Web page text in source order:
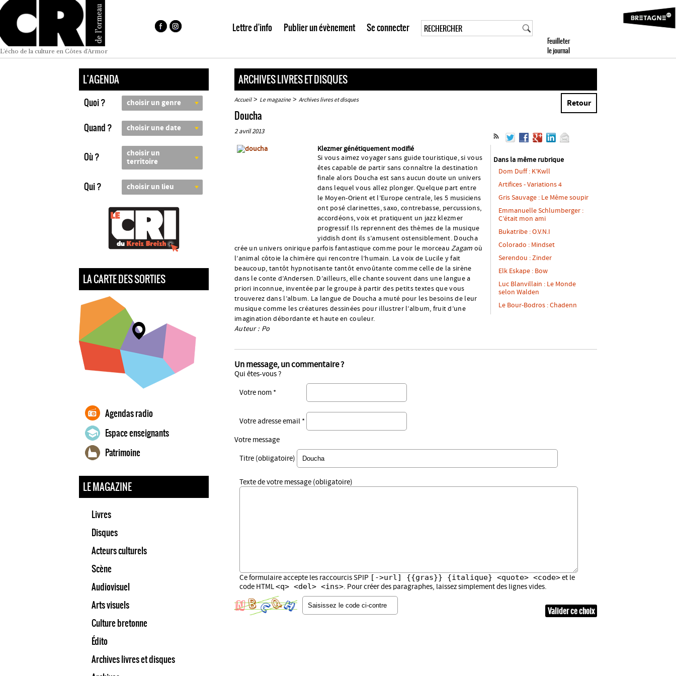
L'écho de la culture en Côtes d'Armor
Lettre d'info Publier un évènement Se connecter
L'AGENDA
Quoi ? choisir un genre
Quand ? choisir une date
Où ?
choisir un
territoire
Qui ? choisir un lieu
LA CARTE DES SORTIES
Agendas radio
Espace enseignants
Patrimoine
LE MAGAZINE
Livres
Disques
Acteurs culturels
Scène
Audiovisuel
Arts visuels
Culture bretonne
Édito
Archives livres et disques
ARCHIVES LIVRES ET DISQUES
Accueil> Le magazine> Archives livres et disques Retour
Doucha
2 avril 2013
Klezmer génétiquement modifié
Si vous aimez voyager sans guide touristique, si vous
êtes capable de partir sans connaître la destination
finale alors Doucha est sans aucun doute un univers
dans lequel vous allez plonger. Quelque part entre
le Moyen-Orient et l’Europe centrale, les 5 musiciens
ont posé clarinettes, saxo, contrebasse, percussions,
accordéons, voix et pratiquent un jazz klezmer
progressif. Ils reprennent des thèmes de la musique
yiddish dont ils s’amusent ostensiblement. Doucha
crée un univers onirique parfois fantastique comme pour le morceau Zagam où
l’animal côtoie la chimère qui rencontre l’humain. La voix de Lucile y fait
beaucoup, tantôt hypnotisante tantôt envoûtante comme celle de la sirène
dans le conte d’Andersen. D’ailleurs, elle chante souvent dans une langue a
priori inconnue, inventée par le groupe à partir des petits textes que vous
trouverez dans l’album. La langue de Doucha a muté pour les besoins de leur
musique comme les créatures dessinées pour illustrer l’album, fruit d’une
imagination débordante et haute en couleur.
Auteur : Po
Dans la même rubrique
Dom Duff : K’Kwll
Artifices - Variations 4
Gris Sauvage : Le Même soupir
Emmanuelle Schlumberger :
C’était mon ami
Bukatribe : O.V.N.I
Colorado : Mindset
Serendou : Zinder
Elk Eskape : Bow
Luc Blanvillain : Le Monde
selon Walden
Le Bour-Bodros : Chadenn
Un message, un commentaire ?
Qui êtes-vous ?
Votre nom *
Votre adresse email *
Votre message
Titre (obligatoire)
Texte de votre message (obligatoire)
Ce formulaire accepte les raccourcis SPIP [->url] {{gras}} {italique} <quote> <code>et le
code HTML<q> <del> <ins>. Pour créer des paragraphes, laissez simplement des lignes vides.